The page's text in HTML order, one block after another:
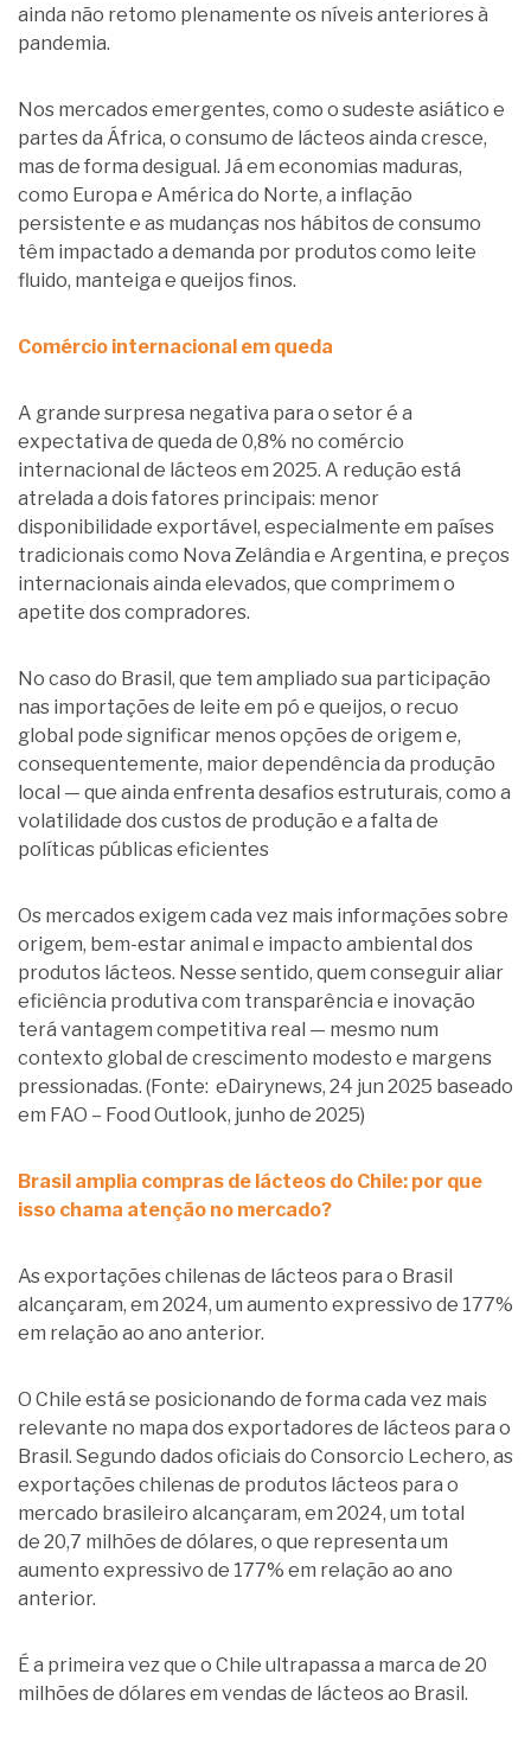
ainda não retomo plenamente os níveis anteriores à
pandemia.
Nos mercados emergentes, como o sudeste asiático e
partes da África, o consumo de lácteos ainda cresce,
mas de forma desigual. Já em economias maduras,
como Europa e América do Norte, a inflação
persistente e as mudanças nos hábitos de consumo
têm impactado a demanda por produtos como leite
fluido, manteiga e queijos finos.
Comércio internacional em queda
A grande surpresa negativa para o setor é a
expectativa de queda de 0,8% no comércio
internacional de lácteos em 2025. A redução está
atrelada a dois fatores principais: menor
disponibilidade exportável, especialmente em países
tradicionais como Nova Zelândia e Argentina, e preços
internacionaisainda elevados, que comprimem o
apetite dos compradores.
No caso do Brasil, que tem ampliado sua participação
nas importações de leite em pó e queijos, o recuo
global pode significar menos opções de origem e,
consequentemente, maior dependência da produção
local — que ainda enfrenta desafios estruturais, como a
volatilidade dos custos de produção e a falta de
políticas públicas eficientes
Os mercados exigem cada vez mais informações sobre
origem, bem-estar animal e impacto ambiental dos
produtos lácteos. Nesse sentido, quem conseguir aliar
eficiência produtiva com transparência e inovação
terá vantagem competitiva real — mesmo num
contexto global de crescimento modesto e margens
pressionadas. (Fonte: eDairynews, 24 jun 2025 baseado
em FAO – Food Outlook, junho de 2025)
Brasil amplia compras de lácteos do Chile: por que
isso chama atenção no mercado?
As exportações chilenas de lácteos para o Brasil
alcançaram, em 2024, um aumento expressivo de 177%
em relação ao ano anterior.
O Chile está se posicionando de forma cada vez mais
relevante no mapa dos exportadores de lácteos para o
Brasil. Segundo dados oficiais do Consorcio Lechero, as
exportações chilenas de produtos lácteos para o
mercado brasileiro alcançaram, em 2024, um total
de 20,7 milhões de dólares, o que representa um
aumento expressivo de 177% em relação ao ano
anterior.
É a primeira vez que o Chile ultrapassa a marca de 20
milhões de dólares em vendas de lácteos ao Brasil.